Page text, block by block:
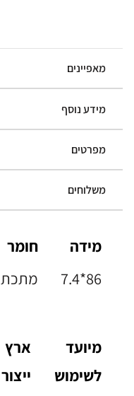
מאפיינים
מידע נוסף
מפרטים
משלוחים
מידה
7.4*86
חומר
מתכת
מיועד
לשימוש
ארץ
ייצור